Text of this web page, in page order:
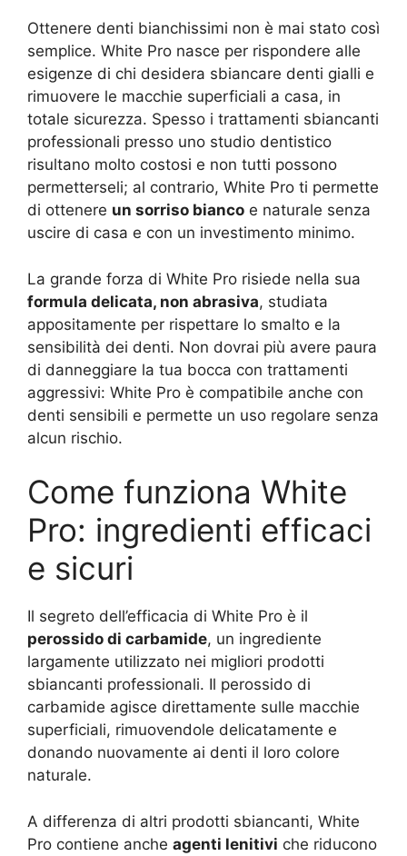
Ottenere denti bianchissimi non è mai stato così
semplice. White Pro nasce per rispondere alle
esigenze di chi desidera sbiancare denti gialli e
rimuovere le macchie superficiali a casa, in
totale sicurezza. Spesso i trattamenti sbiancanti
professionali presso uno studio dentistico
risultano molto costosi e non tutti possono
permetterseli; al contrario, White Pro ti permette
di ottenere un sorriso bianco e naturale senza
uscire di casa e con un investimento minimo.
La grande forza di White Pro risiede nella sua
formula delicata, non abrasiva, studiata
appositamente per rispettare lo smalto e la
sensibilità dei denti. Non dovrai più avere paura
di danneggiare la tua bocca con trattamenti
aggressivi: White Pro è compatibile anche con
denti sensibili e permette un uso regolare senza
alcun rischio.
Come funziona White
Pro: ingredienti efficaci
e sicuri
Il segreto dell’efficacia di White Pro è il
perossido di carbamide, un ingrediente
largamente utilizzato nei migliori prodotti
sbiancanti professionali. Il perossido di
carbamide agisce direttamente sulle macchie
superficiali, rimuovendole delicatamente e
donando nuovamente ai denti il loro colore
naturale.
A differenza di altri prodotti sbiancanti, White
Pro contiene anche agenti lenitivi che riducono